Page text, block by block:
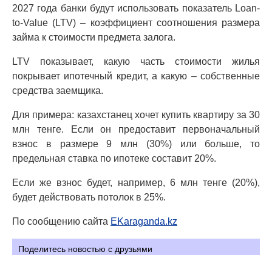
2027 года банки будут использовать показатель Loan-
to-Value (LTV) – коэффициент соотношения размера
займа к стоимости предмета залога.
LTV показывает, какую часть стоимости жилья
покрывает ипотечный кредит, а какую – собственные
средства заемщика.
Для примера: казахстанец хочет купить квартиру за 30
млн тенге. Если он предоставит первоначальный
взнос в размере 9 млн (30%) или больше, то
предельная ставка по ипотеке составит 20%.
Если же взнос будет, например, 6 млн тенге (20%),
будет действовать потолок в 25%.
По сообщению сайта EKaraganda.kz
Поделитесь новостью с друзьями